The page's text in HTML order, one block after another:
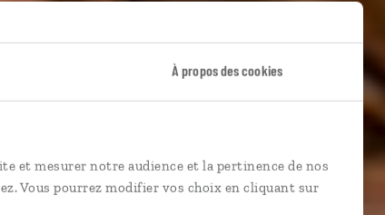
À propos des cookies
et mesurer notre audience et la pertinence de nos
Vous pourrez modifier vos choix en cliquant sur
princes
au Rajasthan.